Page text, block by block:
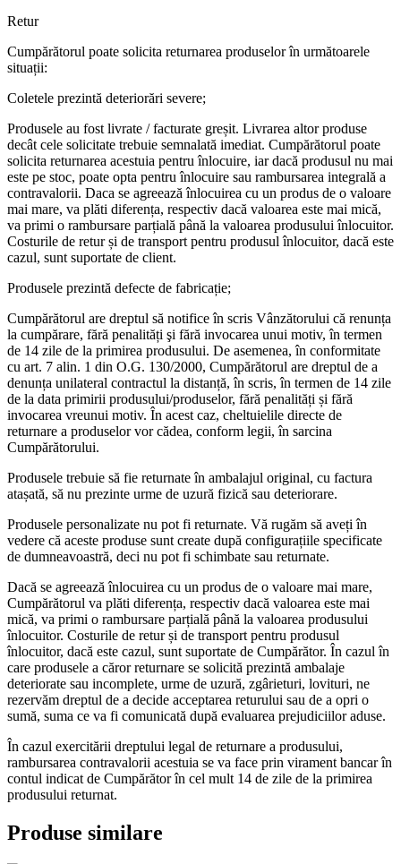
Retur
Cumpărătorul poate solicita returnarea produselor în următoarele
situații:
Coletele prezintă deteriorări severe;
Produsele au fost livrate / facturate greșit. Livrarea altor produse
decât cele solicitate trebuie semnalată imediat. Cumpărătorul poate
solicita returnarea acestuia pentru înlocuire, iar dacă produsul nu mai
este pe stoc, poate opta pentru înlocuire sau rambursarea integrală a
contravalorii. Daca se agreează înlocuirea cu un produs de o valoare
mai mare, va plăti diferența, respectiv dacă valoarea este mai mică,
va primi o rambursare parțială până la valoarea produsului înlocuitor.
Costurile de retur și de transport pentru produsul înlocuitor, dacă este
cazul, sunt suportate de client.
Produsele prezintă defecte de fabricație;
Cumpărătorul are dreptul să notifice în scris Vânzătorului că renunța
la cumpărare, fără penalități şi fără invocarea unui motiv, în termen
de 14 zile de la primirea produsului. De asemenea, în conformitate
cu art. 7 alin. 1 din O.G. 130/2000, Cumpărătorul are dreptul de a
denunța unilateral contractul la distanță, în scris, în termen de 14 zile
de la data primirii produsului/produselor, fără penalități și fără
invocarea vreunui motiv. În acest caz, cheltuielile directe de
returnare a produselor vor cădea, conform legii, în sarcina
Cumpărătorului.
Produsele trebuie să fie returnate în ambalajul original, cu factura
atașată, să nu prezinte urme de uzură fizică sau deteriorare.
Produsele personalizate nu pot fi returnate. Vă rugăm să aveți în
vedere că aceste produse sunt create după configurațiile specificate
de dumneavoastră, deci nu pot fi schimbate sau returnate.
Dacă se agreează înlocuirea cu un produs de o valoare mai mare,
Cumpărătorul va plăti diferența, respectiv dacă valoarea este mai
mică, va primi o rambursare parțială până la valoarea produsului
înlocuitor. Costurile de retur și de transport pentru produsul
înlocuitor, dacă este cazul, sunt suportate de Cumpărător. În cazul în
care produsele a căror returnare se solicită prezintă ambalaje
deteriorate sau incomplete, urme de uzură, zgârieturi, lovituri, ne
rezervăm dreptul de a decide acceptarea returului sau de a opri o
sumă, suma ce va fi comunicată după evaluarea prejudiciilor aduse.
În cazul exercitării dreptului legal de returnare a produsului,
rambursarea contravalorii acestuia se va face prin virament bancar în
contul indicat de Cumpărător în cel mult 14 de zile de la primirea
produsului returnat.
Produse similare